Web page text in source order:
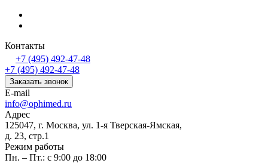
Контакты
+7 (495) 492-47-48
+7 (495) 492-47-48
Заказать звонок
E-mail
info@ophimed.ru
Адрес
125047, г. Москва, ул. 1-я Тверская-Ямская,
д. 23, стр.1
Режим работы
Пн. – Пт.: с 9:00 до 18:00